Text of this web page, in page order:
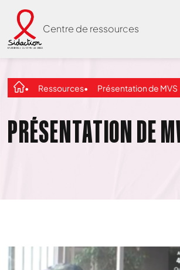
Centre de ressources
Ressources Présentation de MVS
PRÉSENTATION DE